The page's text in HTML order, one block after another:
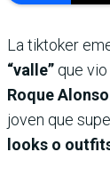
La tiktoker
“valle” que
Roque
joven que
looks o